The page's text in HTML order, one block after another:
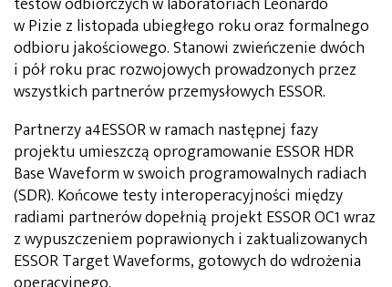
w Pizie z listopada ubiegłego roku oraz formalnego
odbioru jakościowego. Stanowi zwieńczenie dwóch
i pół roku prac rozwojowych prowadzonych przez
wszystkich partnerów przemysłowych ESSOR.
Partnerzy a4ESSOR w ramach następnej fazy
projektu umieszczą oprogramowanie ESSOR HDR
Base Waveform w swoich programowalnych radiach
(SDR). Końcowe testy interoperacyjności między
radiami partnerów dopełnią projekt ESSOR OC1 wraz
z wypuszczeniem poprawionych i zaktualizowanych
ESSOR Target Waveforms, gotowych do wdrożenia